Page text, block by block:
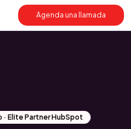
Agenda una llamada
· Elite Partner HubSpot